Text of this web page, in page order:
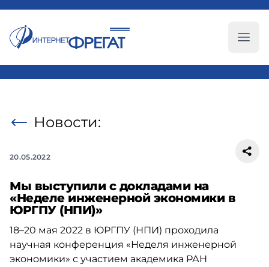
Новости:
20.05.2022
Мы выступили c докладами на
«Неделе инженерной экономики в
ЮРГПУ (НПИ)»
18–20 мая 2022 в ЮРГПУ (НПИ) проходила
научная конференция «Неделя инженерной
экономики» с участием академика РАН